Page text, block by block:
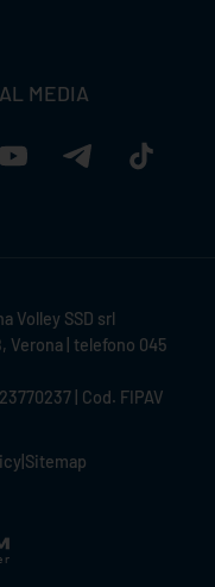
MEDIA
Volley SSD srl
Verona | telefono 045
| Cod. FIPAV
Sitemap